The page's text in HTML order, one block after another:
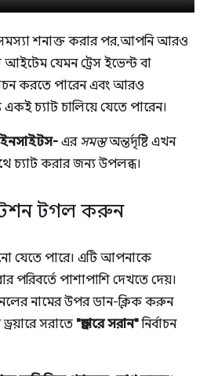
সমস্যা শনাক্ত করার পর, আপনি আরও
আইটেম যেমন ট্রেস ইভেন্ট বা
করতে পারেন এবং আরও
একই চ্যাট চালিয়ে যেতে পারেন।
ইনসাইটস- এর সমস্তঅন্তর্দৃষ্টি এখন
চ্যাট করার জন্য উপলব্ধ।
টগল করুন
যেতে পারে। এটি আপনাকে
পরিবর্তে পাশাপাশি দেখতে দেয়।
নামের উপর ডান-ক্লিক করুন
সরাতে "ড্রয়ারে সরান"নির্বাচন